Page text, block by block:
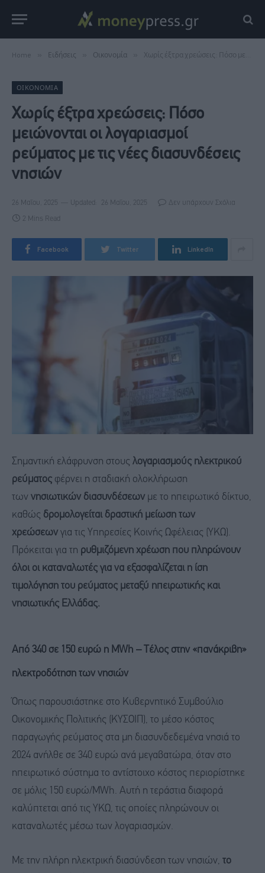
Home Ειδήσεις Οικονομία Χωρίς έξτρα χρεώσεις: Πόσο μειώνονται οι λογαριασμοί ρεύματος με τις νέες διασυνδέσεις νησιών
ΟΙΚΟΝΟΜΊΑ
Χωρίς έξτρα χρεώσεις: Πόσο
μειώνονται οι λογαριασμοί
ρεύματος με τις νέες διασυνδέσεις
νησιών
26 Μαΐου, 2025 Updated: 26 Μαΐου, 2025 Δεν υπάρχουν Σχόλια
2 Mins Read
Facebook Twitter LinkedIn
Σημαντική ελάφρυνση στους λογαριασμούς ηλεκτρικού
ρεύματος φέρνει η σταδιακή ολοκλήρωση
των νησιωτικών διασυνδέσεων με το ηπειρωτικό δίκτυο,
καθώς δρομολογείται δραστική μείωση των
χρεώσεων για τις Υπηρεσίες Κοινής Ωφέλειας (ΥΚΩ).
Πρόκειται για τη ρυθμιζόμενη χρέωση που πληρώνουν
όλοι οι καταναλωτές για να εξασφαλίζεται η ίση
τιμολόγηση του ρεύματος μεταξύ ηπειρωτικής και
νησιωτικής Ελλάδας.
Από 340 σε 150 ευρώ η MWh – Τέλος στην «πανάκριβη»
ηλεκτροδότηση των νησιών
Όπως παρουσιάστηκε στο Κυβερνητικό Συμβούλιο
Οικονομικής Πολιτικής (ΚΥΣΟΙΠ), το μέσο κόστος
παραγωγής ρεύματος στα μη διασυνδεδεμένα νησιά το
2024 ανήλθε σε 340 ευρώ ανά μεγαβατώρα, όταν στο
ηπειρωτικό σύστημα το αντίστοιχο κόστος περιορίστηκε
σε μόλις 150 ευρώ/MWh. Αυτή η τεράστια διαφορά
καλύπτεται από τις ΥΚΩ, τις οποίες πληρώνουν οι
καταναλωτές μέσω των λογαριασμών.
Με την πλήρη ηλεκτρική διασύνδεση των νησιών, το